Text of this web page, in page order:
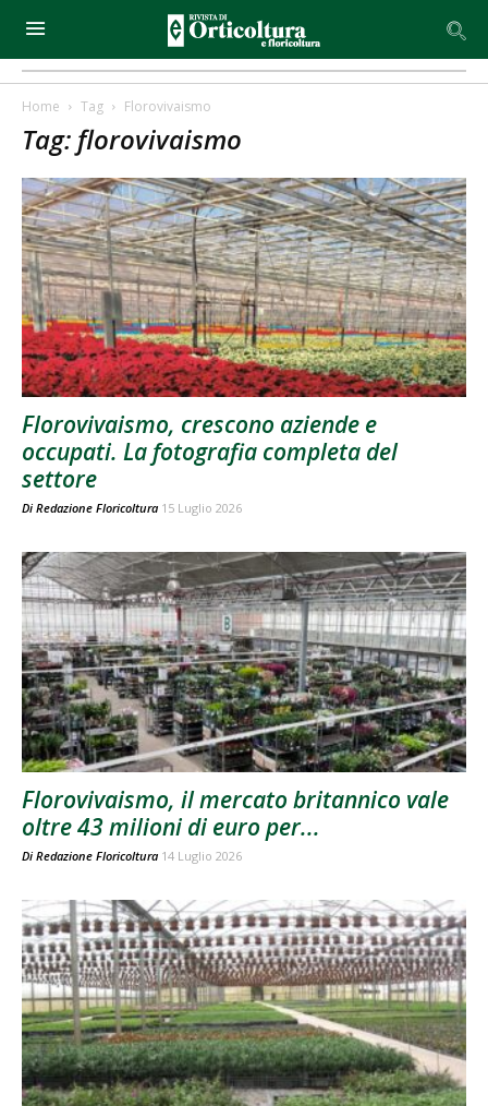
Home Tag Florovivaismo
Tag: florovivaismo
Florovivaismo, crescono aziende e
occupati. La fotografia completa del
settore
Di Redazione Floricoltura 15 Luglio 2026
Florovivaismo, il mercato britannico vale
oltre 43 milioni di euro per...
Di Redazione Floricoltura 14 Luglio 2026